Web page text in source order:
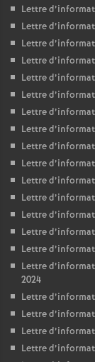
Lettre
Lettre
Lettre
Lettre
Lettre
Lettre
Lettre
Lettre
Lettre
Lettre
Lettre
Lettre
Lettre
Lettre
Lettre
Lettre
2024
Lettre
Lettre
Lettre
Lettre